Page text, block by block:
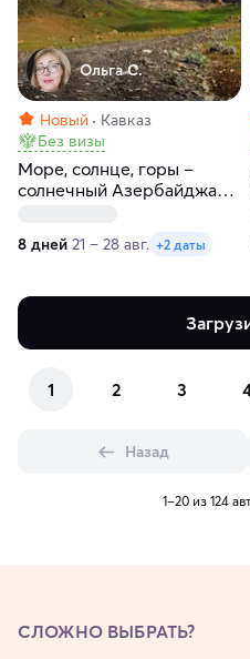
Ольга С.
Новый
Кавказ
Без визы
Море, солнце, горы –
солнечный Азербайджан
8 дней 21 – 28 авг. +2 даты
1 2 3
Назад
1–20 из 124
СЛОЖНО ВЫБРАТЬ?